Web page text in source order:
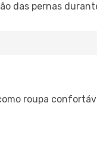
das pernas
roupa